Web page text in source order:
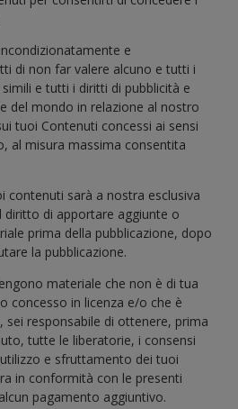
e
di non far valere alcuno e tutti i
e tutti i diritti di pubblicità e
del mondo in relazione al nostro
tuoi Contenuti concessi ai sensi
al misura massima consentita
contenuti sarà a nostra esclusiva
diritto di apportare aggiunte o
prima della pubblicazione, dopo
la pubblicazione.
materiale che non è di tua
concesso in licenza e/o che è
responsabile di ottenere, prima
tutte le liberatorie, i consensi
e sfruttamento dei tuoi
in conformità con le presenti
pagamento aggiuntivo.